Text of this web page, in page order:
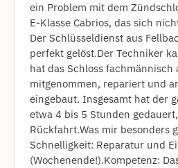
ein Problem mit dem
E-Klasse Cabrios, das sich
Der Schlüsseldienst aus
perfekt gelöst. ​Der Techniker
hat das Schloss fachmännisch
mitgenommen, repariert und
eingebaut. Insgesamt hat der
etwa 4 bis 5 Stunden
Rückfahrt. ​Was mir besonders
Schnelligkeit: Reparatur und
(Wochenende!). ​Kompetenz: